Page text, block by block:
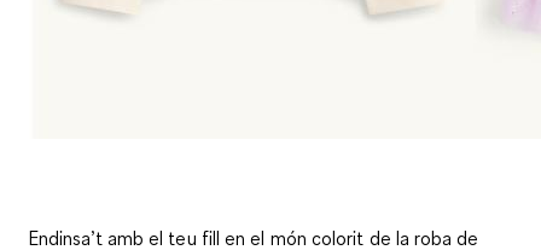
Endinsa’t amb el teu fill en el món colorit de la roba de